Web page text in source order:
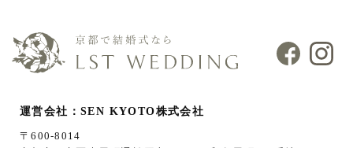
運営会社：SEN KYOTO株式会社
〒600-8014